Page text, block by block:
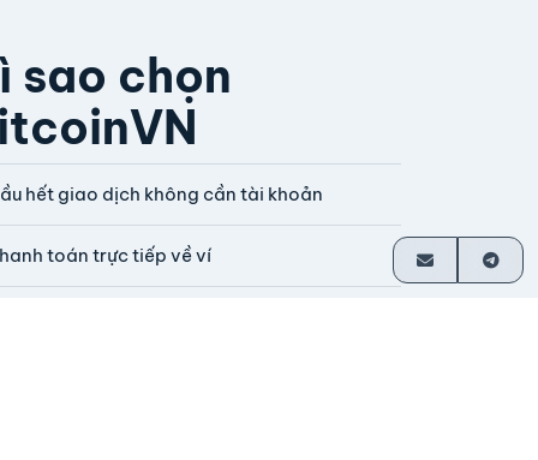
sao chọn
hết giao dịch không cần tài khoản
toán trực tiếp về ví